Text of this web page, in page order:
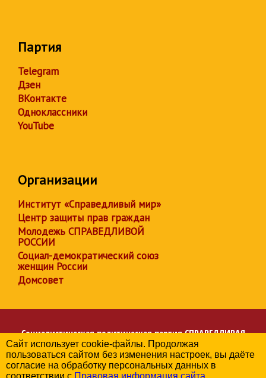
Партия
Telegram
Дзен
ВКонтакте
Одноклассники
YouTube
Организации
Институт «Справедливый мир»
Центр защиты прав граждан
Молодежь СПРАВЕДЛИВОЙ
РОССИИ
Социал-демократический союз
женщин России
Домсовет
Социалистическая политическая партияСПРАВЕДЛИВАЯ
РОССИЯ
Региональное отделение партии в Республике Крым
© 2006-2026
Сайт использует cookie-файлы. Продолжая
пользоваться сайтом без изменения настроек, вы даёте
согласие на обработку персональных данных в
соответствии с Правовая информация сайта